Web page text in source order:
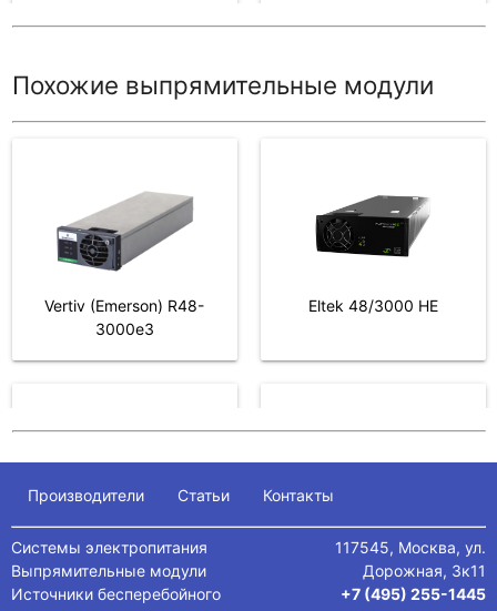
Контроллер
Контроллер
Похожие выпрямительные модули
Vertiv (Emerson) R48-
3000e3
Eltek 48/3000 HE
Производители Статьи Контакты
Системы электропитания
Выпрямительные модули
Источники бесперебойного
117545, Москва, ул.
Дорожная, 3к11
+7 (495) 255-1445